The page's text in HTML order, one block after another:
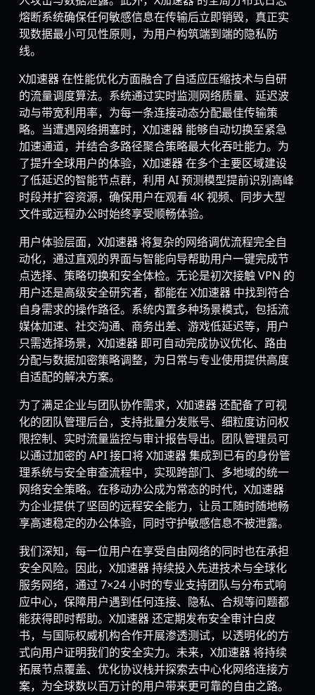
熔断系统确保任何敏感信息在传输后立即销毁，真正实
现数据最小可见性原则，为用户构筑端到端的隐私防
线。
X加速器 在性能优化方面融合了自适应压缩技术与自研
的流量调度算法。系统通过实时监测网络质量、延迟波
动与带宽利用率，为每一条连接动态分配最佳传输策
略。当遭遇网络拥塞时，X加速器 能够自动切换至紧急
加速通道，并结合多路径聚合策略最大化吞吐能力。为
了提升全球用户的体验，X加速器 在多个主要区域建设
了低延迟的智能节点群，利用 AI 预测模型提前识别高峰
时段并扩容资源，确保用户在观看 4K 视频、同步大型
文件或远程办公时始终享受顺畅体验。
用户体验层面，X加速器 将复杂的网络调优流程完全自
动化，通过直观的界面与智能向导帮助用户一键完成节
点选择、策略切换和安全体检。无论是初次接触 VPN 的
用户还是高级安全研究者，都能在 X加速器 中找到符合
自身需求的操作路径。系统内置多种场景模式，包括流
媒体加速、社交沟通、商务出差、游戏低延迟等，用户
只需选择场景，X加速器 即可自动完成协议优化、路由
分配与数据加密策略调整，为日常与专业使用提供高度
自适配的解决方案。
为了满足企业与团队协作需求，X加速器 还配备了可视
化的团队管理后台，支持批量分发账号、细粒度访问权
限控制、实时流量监控与审计报告导出。团队管理员可
以通过加密的 API 接口将 X加速器 集成到已有的身份管
理系统与安全审查流程中，实现跨部门、多地域的统一
网络安全策略。在移动办公成为常态的时代，X加速器
为企业提供了坚固的远程安全能力，让员工随时随地畅
享高速稳定的办公体验，同时守护敏感信息不被泄露。
我们深知，每一位用户在享受自由网络的同时也在承担
安全风险。因此，X加速器 持续投入先进技术与全球化
服务网络，通过 7×24 小时的专业支持团队与分布式响
应中心，保障用户遇到任何连接、隐私、合规等问题都
能获得即时帮助。X加速器 还定期发布安全审计白皮
书，与国际权威机构合作开展渗透测试，以透明化的方
式向用户证明我们的安全实力。未来，X加速器 将持续
拓展节点覆盖、优化协议栈并探索去中心化网络连接方
案，为全球数以百万计的用户带来更可靠的自由之路。